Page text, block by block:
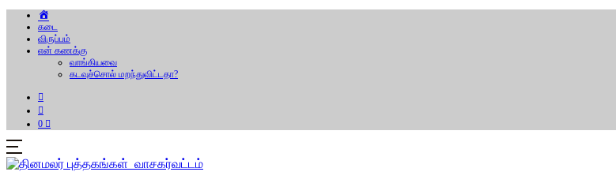
கடை
விருப்பம்
என் கணக்கு
வாங்கியவை
கடவுச்சொல் மறந்துவிட்டதா?
0